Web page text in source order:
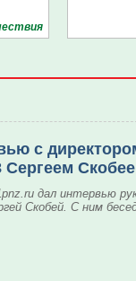
с
дал интервью
Скобей. С ним